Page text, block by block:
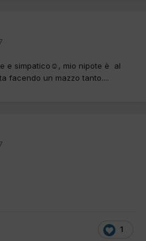
e simpatico☺, mio nipote è al
facendo un mazzo tanto....
1